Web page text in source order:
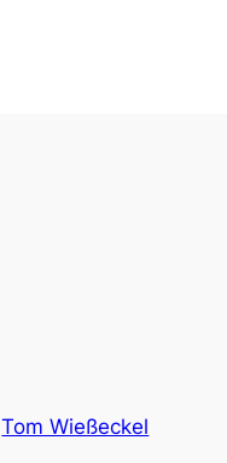
Tom Wießeckel